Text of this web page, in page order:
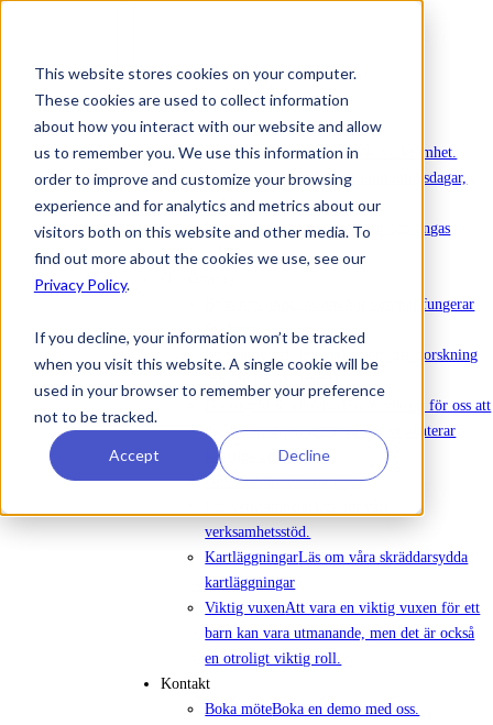
This website stores cookies on your computer.
These cookies are used to collect information
about how you interact with our website and allow
us to remember you. We use this information in
order to improve and customize your browsing
experience and for analytics and metrics about our
visitors both on this website and other media. To
find out more about the cookies we use, see our
Privacy Policy.
If you decline, your information won’t be tracked
when you visit this website. A single cookie will be
used in your browser to remember your preference
not to be tracked.
Accept Decline
Att köpa in Ommej
Nyheter
NyheterSenaste nytt om vår verksamhet.
EvenemangAnmälan till utbildningsdagar,
webinarier och annat.
RapporterRapporter om barn och ungas
mående.
Läs om hur Ommej fungerar
för barn och unga.
Forskning och Impact
Läs om den forskning
Det är viktigt för oss att
du känner dig trygg med hur vi hanterar
känsliga uppgifter.
Om ossAllt om företaget.
verksamhetsstöd.
KartläggningarLäs om våra skräddarsydda
kartläggningar
Viktig vuxenAtt vara en viktig vuxen för ett
barn kan vara utmanande, men det är också
en otroligt viktig roll.
Kontakt
Boka möteBoka en demo med oss.